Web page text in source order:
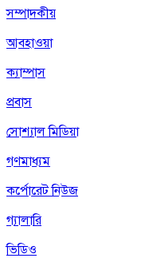
সম্পাদকীয়
আবহাওয়া
ক্যাম্পাস
প্রবাস
সোশ্যাল মিডিয়া
গণমাধ্যম
কর্পোরেট নিউজ
গ্যালারি
ভিডিও